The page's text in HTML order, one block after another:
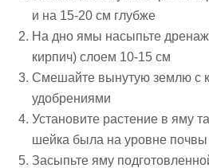
и на 15-20 см глубже
На дно ямы насыпьте дренаж
кирпич) слоем 10-15 см
Смешайте вынутую землю с
удобрениями
Установите растение в яму
шейка была на уровне почвы
Засыпьте яму